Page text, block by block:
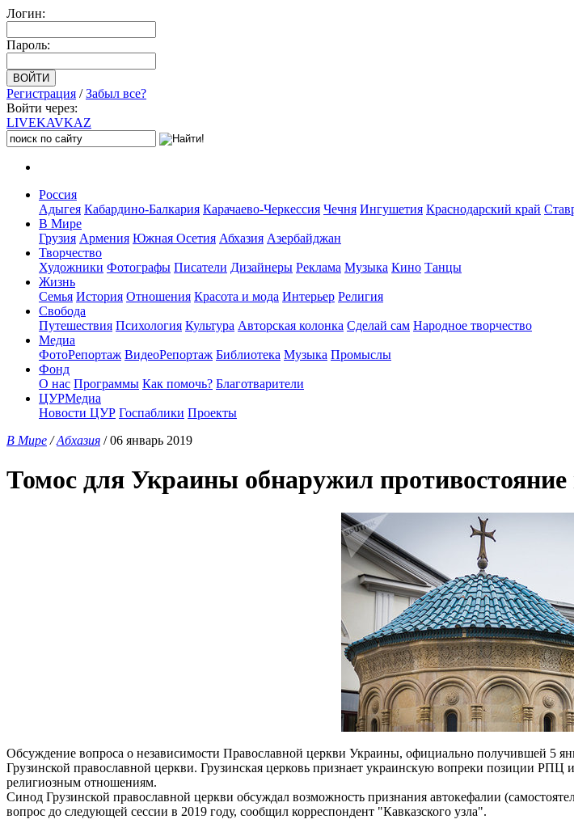
Логин:
Пароль:
Регистрация /Забыл все?
Войти через:
LIVEKAVKAZ
Россия
Адыгея Кабардино-Балкария Карачаево-Черкессия Чечня Ингушетия Краснодарский край
В Мире
Грузия Армения Южная Осетия Абхазия Азербайджан
Творчество
Художники Фотографы Писатели Дизайнеры Реклама Музыка Кино Танцы
Жизнь
Семья История Отношения Красота и мода Интерьер Религия
Свобода
Путешествия Психология Культура Авторская колонка Сделай сам Народное творчество
Медиа
ФотоРепортаж ВидеоРепортаж Библиотека Музыка Промыслы
Фонд
О нас Программы Как помочь? Благотварители
ЦУРМедиа
Новости ЦУР Госпаблики Проекты
В Мире /Абхазия / 06 январь 2019
Томос для Украины обнаружил
Обсуждение вопроса о независимости Православной церкви Украины, официально получившей 5
Грузинской православной церкви. Грузинская церковь признает украинскую вопреки позиции
религиозным отношениям.
Синод Грузинской православной церкви обсуждал возможность признания автокефалии
вопрос до следующей сессии в 2019 году, сообщил корреспондент "Кавказского узла".